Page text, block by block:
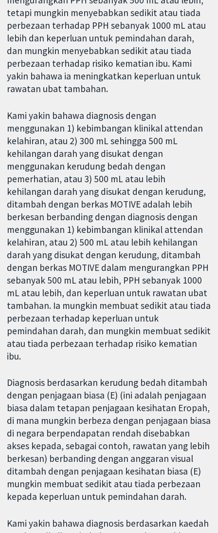
tetapi mungkin menyebabkan sedikit atau tiada
perbezaan terhadap PPH sebanyak 1000 mL atau
lebih dan keperluan untuk pemindahan darah,
dan mungkin menyebabkan sedikit atau tiada
perbezaan terhadap risiko kematian ibu. Kami
yakin bahawa ia meningkatkan keperluan untuk
rawatan ubat tambahan.
Kami yakin bahawa diagnosis dengan
menggunakan 1) kebimbangan klinikal attendan
kelahiran, atau 2) 300 mL sehingga 500 mL
kehilangan darah yang disukat dengan
menggunakan kerudung bedah dengan
pemerhatian, atau 3) 500 mL atau lebih
kehilangan darah yang disukat dengan kerudung,
ditambah dengan berkas MOTIVE adalah lebih
berkesan berbanding dengan diagnosis dengan
menggunakan 1) kebimbangan klinikal attendan
kelahiran, atau 2) 500 mL atau lebih kehilangan
darah yang disukat dengan kerudung, ditambah
dengan berkas MOTIVE dalam mengurangkan PPH
sebanyak 500 mL atau lebih, PPH sebanyak 1000
mL atau lebih, dan keperluan untuk rawatan ubat
tambahan. Ia mungkin membuat sedikit atau tiada
perbezaan terhadap keperluan untuk
pemindahan darah, dan mungkin membuat sedikit
atau tiada perbezaan terhadap risiko kematian
ibu.
Diagnosis berdasarkan kerudung bedah ditambah
dengan penjagaan biasa (E) (ini adalah penjagaan
biasa dalam tetapan penjagaan kesihatan Eropah,
di mana mungkin berbeza dengan penjagaan biasa
di negara berpendapatan rendah disebabkan
akses kepada, sebagai contoh, rawatan yang lebih
berkesan) berbanding dengan anggaran visual
ditambah dengan penjagaan kesihatan biasa (E)
mungkin membuat sedikit atau tiada perbezaan
kepada keperluan untuk pemindahan darah.
Kami yakin bahawa diagnosis berdasarkan kaedah